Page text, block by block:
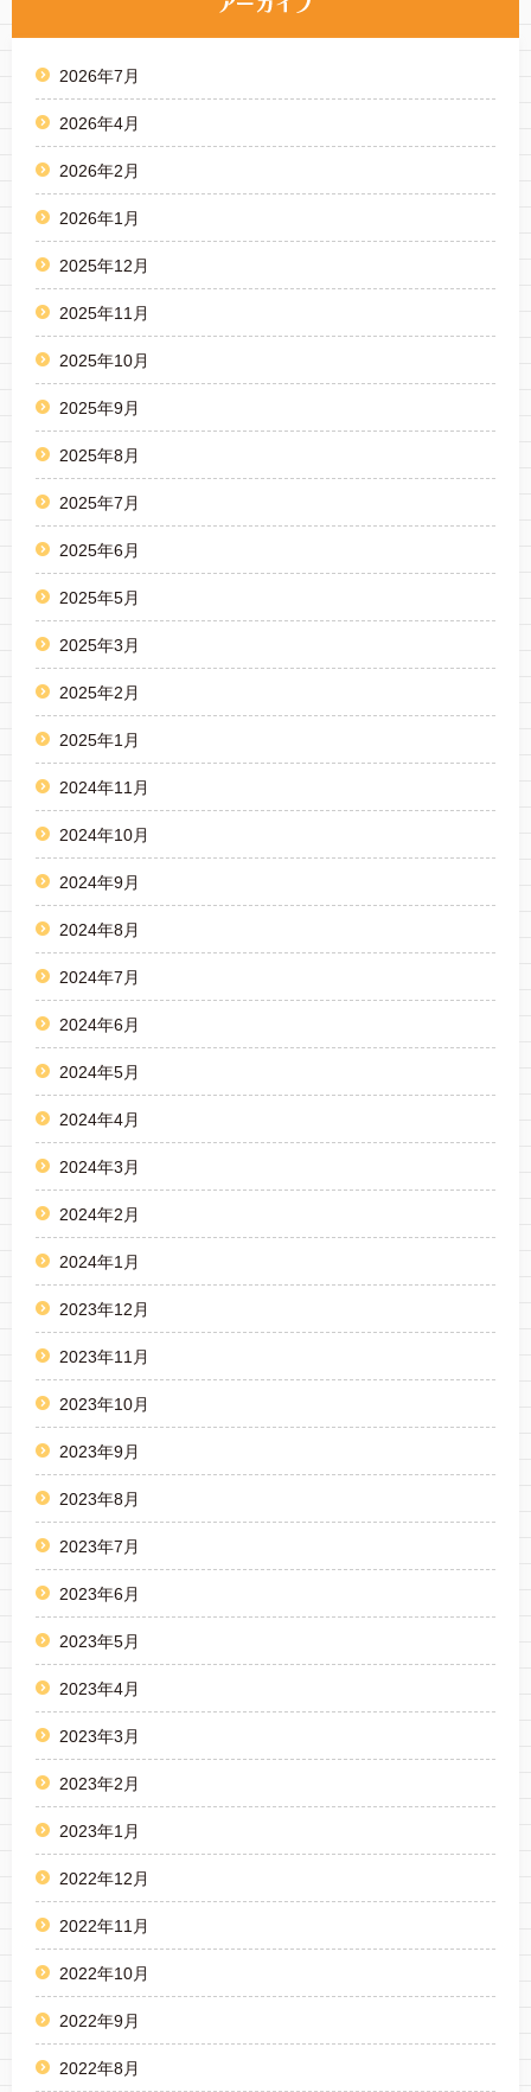
2026年7月
2026年4月
2026年2月
2026年1月
2025年12月
2025年11月
2025年10月
2025年9月
2025年8月
2025年7月
2025年6月
2025年5月
2025年3月
2025年2月
2025年1月
2024年11月
2024年10月
2024年9月
2024年8月
2024年7月
2024年6月
2024年5月
2024年4月
2024年3月
2024年2月
2024年1月
2023年12月
2023年11月
2023年10月
2023年9月
2023年8月
2023年7月
2023年6月
2023年5月
2023年4月
2023年3月
2023年2月
2023年1月
2022年12月
2022年11月
2022年10月
2022年9月
2022年8月